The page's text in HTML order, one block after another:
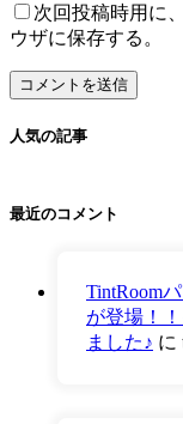
次回投稿時用に
ウザに保存する。
人気の記事
最近のコメント
TintRoom
が登場！
ました♪ に